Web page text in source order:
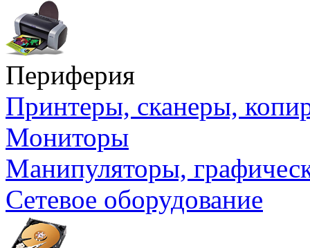
Периферия
Принтеры, сканеры,
Мониторы
Манипуляторы,
Сетевое оборудование